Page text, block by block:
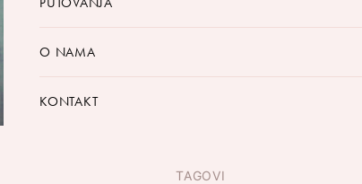
O NAMA
KONTAKT
TAGOVI